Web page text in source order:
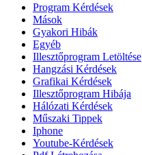
Program Kérdések
Mások
Gyakori Hibák
Egyéb
Illesztőprogram Letöltése
Hangzási Kérdések
Grafikai Kérdések
Illesztőprogram Hibája
Hálózati Kérdések
Műszaki Tippek
Iphone
Youtube-Kérdések